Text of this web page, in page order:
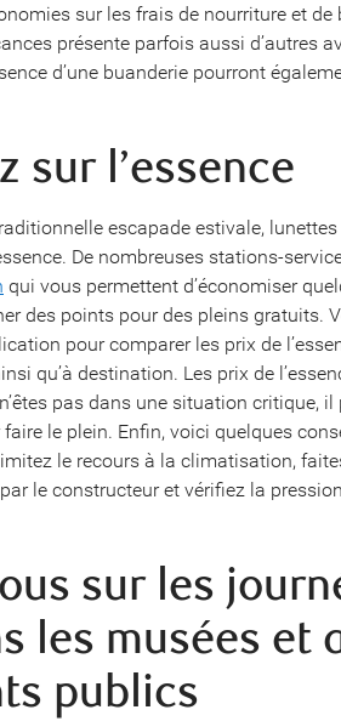
sur les frais de nourriture et de
présente parfois aussi d’autres
d’une buanderie pourront
sur l’essence
escapade estivale,
De nombreuses stations-
qui vous permettent d’économiser
des points pour des pleins gratuits.
pour comparer les prix de
qu’à destination. Les prix de
pas dans une situation critique,
le plein. Enfin, voici quelques
le recours à la climatisation,
le constructeur et vérifiez la
sur les
les musées et
publics